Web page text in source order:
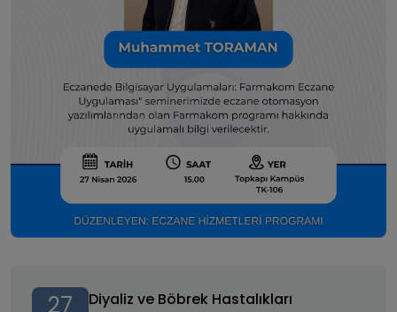
27
Diyaliz ve Böbrek Hastalıkları